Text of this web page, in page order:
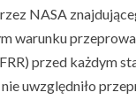
NASA
warunku
przed każdym
uwzględniło